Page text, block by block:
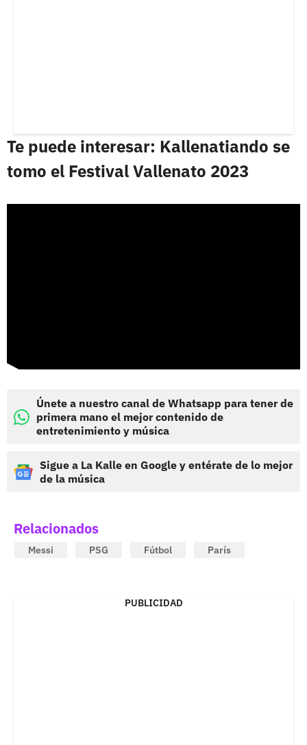
Te puede interesar: Kallenatiando se
tomo el Festival Vallenato 2023
Únete a nuestro canal de Whatsapp para tener de
primera mano el mejor contenido de
entretenimiento y música
Sigue a La Kalle en Google y entérate de lo mejor
de la música
Relacionados
Messi PSG Fútbol París
PUBLICIDAD